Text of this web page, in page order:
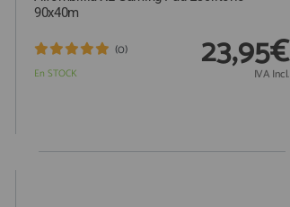
90x40m
En STOCK
(0) 23,95€
IVA Incl.